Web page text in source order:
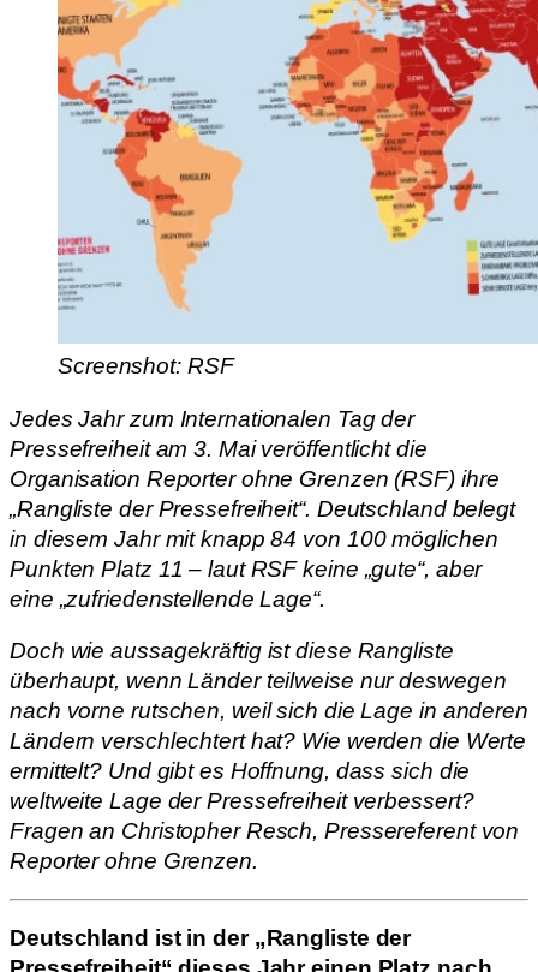
Screenshot: RSF
Jedes Jahr zum Internationalen Tag der
Pressefreiheit am 3. Mai veröffentlicht die
Organisation Reporter ohne Grenzen (RSF) ihre
„Rangliste der Pressefreiheit“. Deutschland belegt
in diesem Jahr mit knapp 84 von 100 möglichen
Punkten Platz 11 – laut RSF keine „gute“, aber
eine „zufriedenstellende Lage“.
Doch wie aussagekräftig ist diese Rangliste
überhaupt, wenn Länder teilweise nur deswegen
nach vorne rutschen, weil sich die Lage in anderen
Ländern verschlechtert hat? Wie werden die Werte
ermittelt? Und gibt es Hoffnung, dass sich die
weltweite Lage der Pressefreiheit verbessert?
Fragen an Christopher Resch, Pressereferent von
Reporter ohne Grenzen.
Deutschland ist in der „Rangliste der